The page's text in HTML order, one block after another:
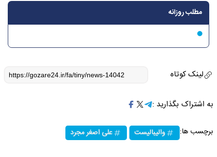
مطلب روزانه
لینک کوتاه
به اشتراک بگذارید :
برچسب ها: والیبالیست علی اصغر مجرد